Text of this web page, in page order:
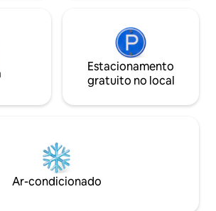
Estacionamento
gratuito no local
Ar-condicionado